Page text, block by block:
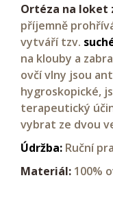
Ortéza na loket
příjemně
vytváří tzv.
na klouby a
ovčí vlny jsou
hygroskopické,
terapeutický
vybrat ze dvou
Údržba: Ruční
Materiál: 100%